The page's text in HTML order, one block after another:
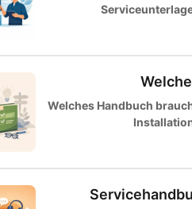
Welches Handbuch